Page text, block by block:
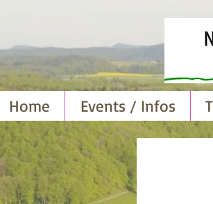
Home Events / Infos